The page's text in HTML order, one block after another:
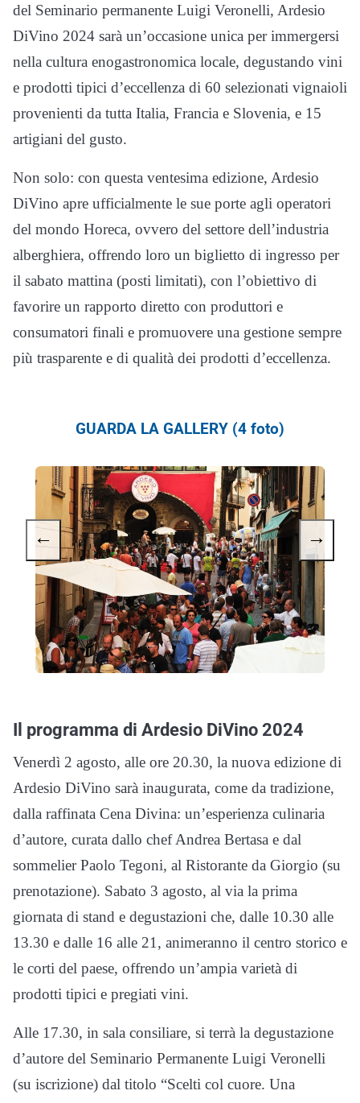
del Seminario permanente Luigi Veronelli, Ardesio
DiVino 2024 sarà un’occasione unica per immergersi
nella cultura enogastronomica locale, degustando vini
e prodotti tipici d’eccellenza di 60 selezionati vignaioli
provenienti da tutta Italia, Francia e Slovenia, e 15
artigiani del gusto.
Non solo: con questa ventesima edizione, Ardesio
DiVino apre ufficialmente le sue porte agli operatori
del mondo Horeca, ovvero del settore dell’industria
alberghiera, offrendo loro un biglietto di ingresso per
il sabato mattina (posti limitati), con l’obiettivo di
favorire un rapporto diretto con produttori e
consumatori finali e promuovere una gestione sempre
più trasparente e di qualità dei prodotti d’eccellenza.
GUARDA LA GALLERY (4 foto)
← →
Il programma di Ardesio DiVino 2024
Venerdì 2 agosto, alle ore 20.30, la nuova edizione di
Ardesio DiVino sarà inaugurata, come da tradizione,
dalla raffinata Cena Divina: un’esperienza culinaria
d’autore, curata dallo chef Andrea Bertasa e dal
sommelier Paolo Tegoni, al Ristorante da Giorgio (su
prenotazione). Sabato 3 agosto, al via la prima
giornata di stand e degustazioni che, dalle 10.30 alle
13.30 e dalle 16 alle 21, animeranno il centro storico e
le corti del paese, offrendo un’ampia varietà di
prodotti tipici e pregiati vini.
Alle 17.30, in sala consiliare, si terrà la degustazione
d’autore del Seminario Permanente Luigi Veronelli
(su iscrizione) dal titolo “Scelti col cuore. Una